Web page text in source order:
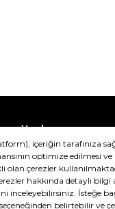
Yardım
Teslimat
Şartlar &
Hakkımızda